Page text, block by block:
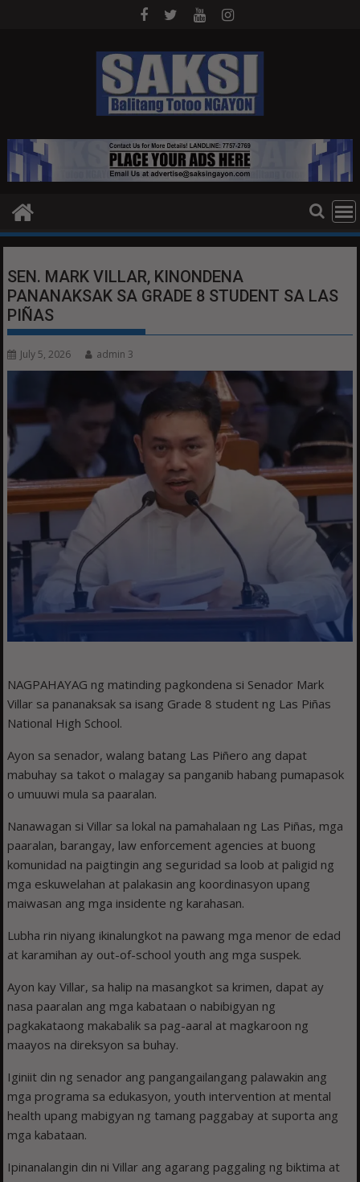
SEN. MARK VILLAR, KINONDENA
PANANAKSAK SA GRADE 8 STUDENT SA LAS
PIÑAS
July 5, 2026 admin 3
NAGPAHAYAG ng matinding pagkondena si Senador Mark
Villar sa pananaksak sa isang Grade 8 student ng Las Piñas
National High School.
Ayon sa senador, walang batang Las Piñero ang dapat
mabuhay sa takot o malagay sa panganib habang pumapasok
o umuuwi mula sa paaralan.
Nanawagan si Villar sa lokal na pamahalaan ng Las Piñas, mga
paaralan, barangay, law enforcement agencies at buong
komunidad na paigtingin ang seguridad sa loob at paligid ng
mga eskuwelahan at palakasin ang koordinasyon upang
maiwasan ang mga insidente ng karahasan.
Lubha rin niyang ikinalungkot na pawang mga menor de edad
at karamihan ay out-of-school youth ang mga suspek.
Ayon kay Villar, sa halip na masangkot sa krimen, dapat ay
nasa paaralan ang mga kabataan o nabibigyan ng
pagkakataong makabalik sa pag-aaral at magkaroon ng
maayos na direksyon sa buhay.
Iginiit din ng senador ang pangangailangang palawakin ang
mga programa sa edukasyon, youth intervention at mental
health upang mabigyan ng tamang paggabay at suporta ang
mga kabataan.
Ipinanalangin din ni Villar ang agarang paggaling ng biktima at